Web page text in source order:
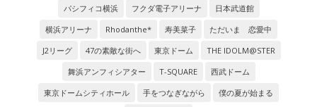
パシフィコ横浜
フクダ電子アリーナ
日本武道館
横浜アリーナ
Rhodanthe* 寿美菜子
ただいま 恋愛中
J2リーグ
47の素敵な街へ 東京ドーム
THE IDOLM@STER
舞浜アンフィシアター
T-SQUARE
西武ドーム
東京ドームシティホール
手をつなぎながら
僕の夏が始まる